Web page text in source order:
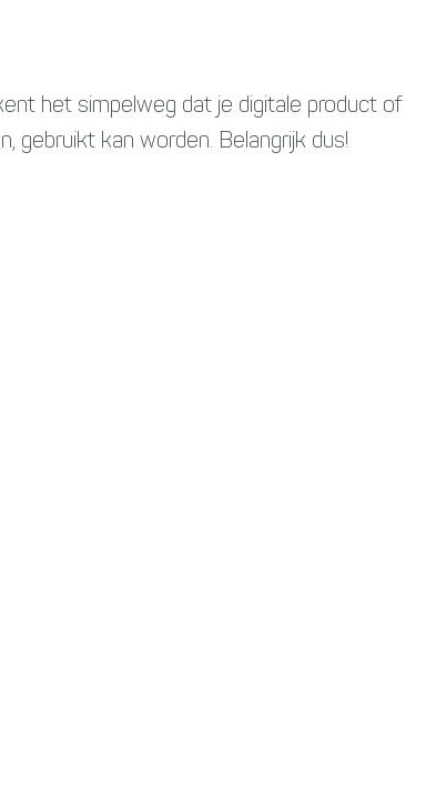
het simpelweg dat je digitale product of
gebruikt kan worden. Belangrijk dus!